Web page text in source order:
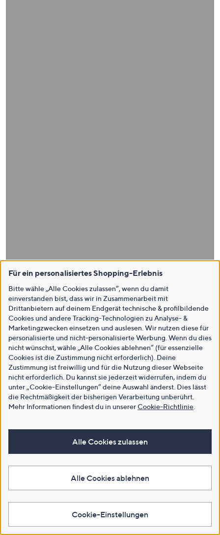
Für ein personalisiertes Shopping-Erlebnis
Bitte wähle „Alle Cookies zulassen“, wenn du damit
einverstanden bist, dass wir in Zusammenarbeit mit
Drittanbietern auf deinem Endgerät technische & profilbildende
Cookies und andere Tracking-Technologien zu Analyse- &
Marketingzwecken einsetzen und auslesen. Wir nutzen diese für
personalisierte und nicht-personalisierte Werbung. Wenn du dies
nicht wünschst, wähle „Alle Cookies ablehnen“ (für essenzielle
Cookies ist die Zustimmung nicht erforderlich). Deine
Zustimmung ist freiwillig und für die Nutzung dieser Webseite
nicht erforderlich. Du kannst sie jederzeit widerrufen, indem du
unter „Cookie-Einstellungen“ deine Auswahl änderst. Dies lässt
die Rechtmäßigkeit der bisherigen Verarbeitung unberührt.
Mehr Informationen findest du in unsererCookie-Richtlinie
Alle Cookies zulassen
Alle Cookies ablehnen
Cookie-Einstellungen